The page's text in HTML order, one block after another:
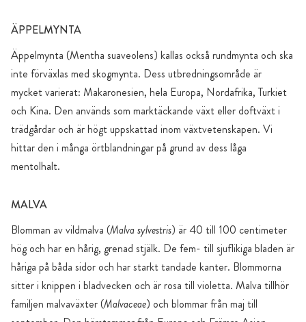
ÄPPELMYNTA
Äppelmynta (Mentha suaveolens) kallas också rundmynta och ska
inte förväxlas med skogmynta. Dess utbredningsområde är
mycket varierat: Makaronesien, hela Europa, Nordafrika, Turkiet
och Kina. Den används som marktäckande växt eller doftväxt i
trädgårdar och är högt uppskattad inom växtvetenskapen. Vi
hittar den i många örtblandningar på grund av dess låga
mentolhalt.
MALVA
Blomman av vildmalva (Malva sylvestris) är 40 till 100 centimeter
hög och har en hårig, grenad stjälk. De fem- till sjuflikiga bladen är
håriga på båda sidor och har starkt tandade kanter. Blommorna
sitter i knippen i bladvecken och är rosa till violetta. Malva tillhör
familjen malvaväxter (Malvaceae) och blommar från maj till